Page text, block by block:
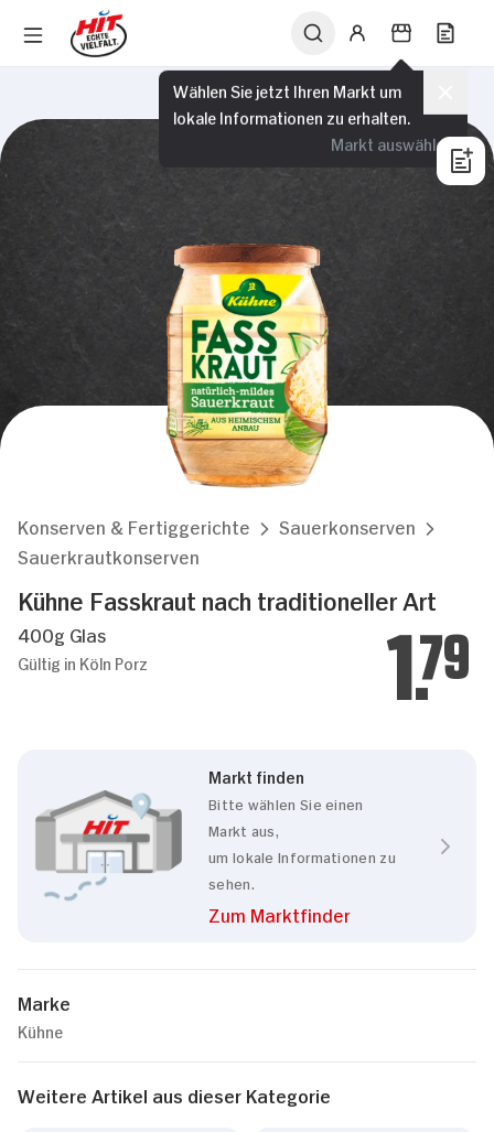
Wählen Sie jetzt Ihren Markt um
lokale Informationen zu erhalten.
Markt auswählen
Konserven & Fertiggerichte
Sauerkonserven
Sauerkrautkonserven
Kühne Fasskraut nach traditioneller Art
400g Glas
Gültig in Köln Porz 1.79
Markt finden
Bitte wählen Sie einen
Markt aus,
um lokale Informationen zu
sehen.
Zum Marktfinder
Marke
Kühne
Weitere Artikel aus dieser Kategorie